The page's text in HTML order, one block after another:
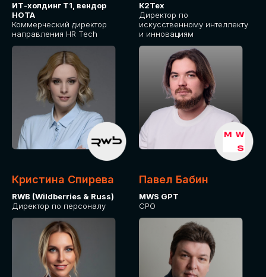
ИТ-холдинг Т1, вендор
НОТА
Коммерческий директор
направления HR Tech
К2Тех
Директор по
искусственному интеллекту
и инновациям
Кристина Спирева
RWB (Wildberries & Russ)
Директор по персоналу
Павел Бабин
MWS GPT
CPO